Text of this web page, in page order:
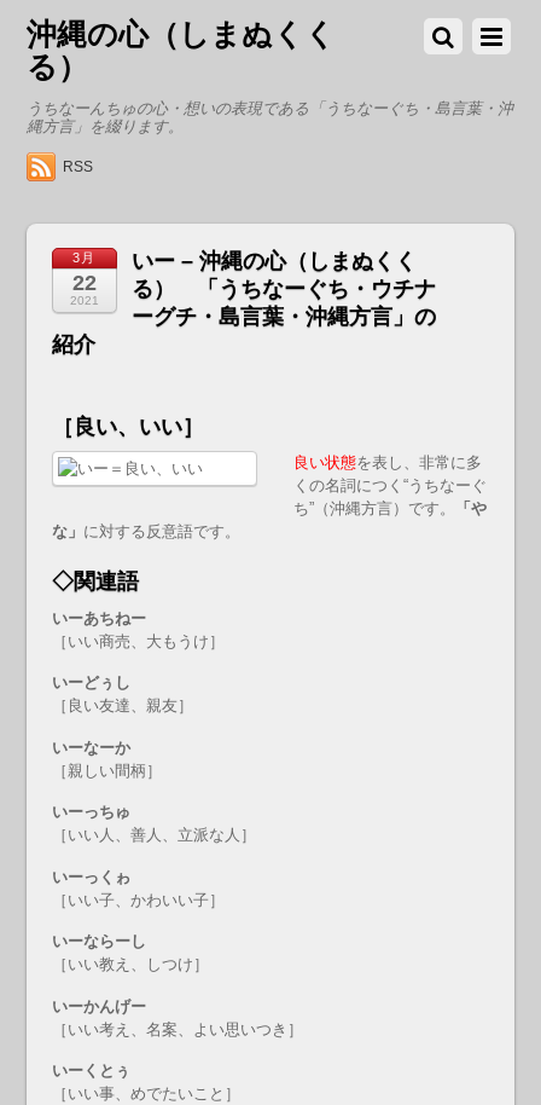
沖縄の心（しまぬくく
る）
うちなーんちゅの心・想いの表現である「うちなーぐち・島言葉・沖
縄方言」を綴ります。
RSS
3月
22
2021
いー – 沖縄の心（しまぬくく
る） 「うちなーぐち・ウチナ
ーグチ・島言葉・沖縄方言」の
紹介
［良い、いい］
良い状態を表し、非常に多
くの名詞につく“うちなーぐ
ち”（沖縄方言）です。
「や
な」 に対する反意語です。
◇関連語
いーあちねー
［いい商売、大もうけ］
いーどぅし
［良い友達、親友］
いーなーか
［親しい間柄］
いーっちゅ
［いい人、善人、立派な人］
いーっくゎ
［いい子、かわいい子］
いーならーし
［いい教え、しつけ］
いーかんげー
［いい考え、名案、よい思いつき］
いーくとぅ
［いい事、めでたいこと］